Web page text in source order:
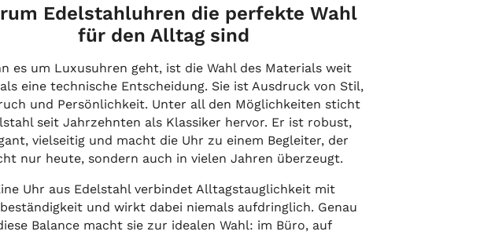
Edelstahluhren die perfekte Wahl
für den Alltag sind
es um Luxusuhren geht, ist die Wahl des Materials weit
eine technische Entscheidung. Sie ist Ausdruck von Stil,
und Persönlichkeit. Unter all den Möglichkeiten sticht
seit Jahrzehnten als Klassiker hervor. Er ist robust,
vielseitig und macht die Uhr zu einem Begleiter, der
nur heute, sondern auch in vielen Jahren überzeugt.
Uhr aus Edelstahl verbindet Alltagstauglichkeit mit
und wirkt dabei niemals aufdringlich. Genau
Balance macht sie zur idealen Wahl: im Büro, auf